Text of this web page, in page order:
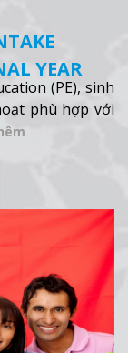
YEAR
(PE)(PE), sinh
phù hợp với